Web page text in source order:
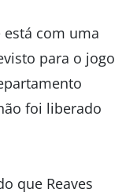
está com uma
para o jogo
foi liberado
que Reaves